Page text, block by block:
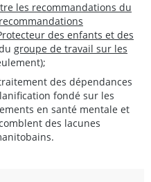
les recommandations du
des enfants et des
groupe de travail sur les
des dépendances
fondé sur les
en santé mentale et
des lacunes